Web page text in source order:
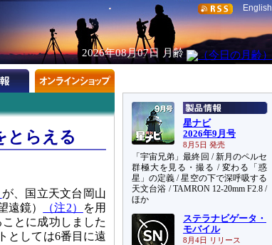
English
2026年08月07日 月齢
とらえる
が、国立天文台岡山
遠鏡）
（注2）
を用
とに成功しました
としては6番目に遠
星ナビ
2026年9月号
8月5日 発売
「宇宙兄弟」最終回 / 新月のペルセ
群極大を見る・撮る / 変わる「惑
星」の定義 / 星空の下で深呼吸する
天文台浴 / TAMRON 12-20mm F2.8 /
ほか
ステラナビゲータ・
モバイル
8月4日 リリース